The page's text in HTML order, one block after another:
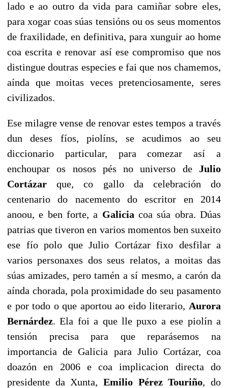
lado e ao outro da vida para camiñar sobre eles,
para xogar coas súas tensións ou os seus momentos
de fraxilidade, en definitiva, para xunguir ao home
coa escrita e renovar así ese compromiso que nos
distingue doutras especies e fai que nos chamemos,
aínda que moitas veces pretenciosamente, seres
civilizados.
Ese milagre vense de renovar estes tempos a través
dun deses fíos, piolíns, se acudimos ao seu
diccionario particular, para comezar así a
enchoupar os nosos pés no universo de Julio
Cortázar que, co gallo da celebración do
centenario do nacemento do escritor en 2014
anoou, e ben forte, a Galicia coa súa obra. Dúas
patrias que tiveron en varios momentos ben suxeito
ese fío polo que Julio Cortázar fixo desfilar a
varios personaxes dos seus relatos, a moitas das
súas amizades, pero tamén a sí mesmo, a carón da
aínda chorada, pola proximidade do seu pasamento
e por todo o que aportou ao eido literario, Aurora
Bernárdez. Ela foi a que lle puxo a ese piolín a
tensión precisa para que reparásemos na
importancia de Galicia para Julio Cortázar, coa
doazón en 2006 e coa implicacion directa do
presidente da Xunta, Emilio Pérez Touriño, do